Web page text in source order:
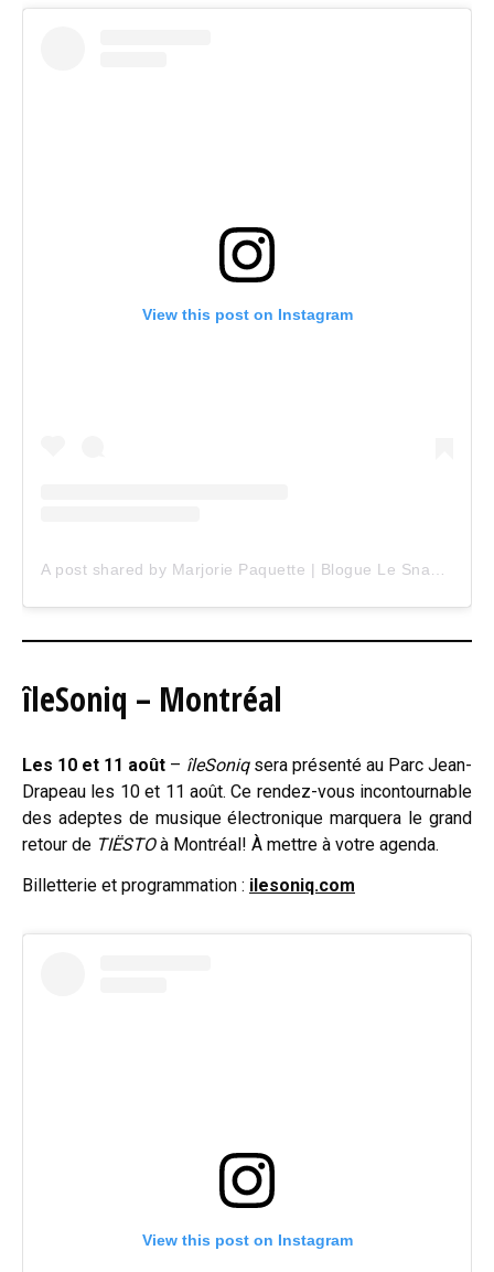
View this post on Instagram
A post shared by Marjorie Paquette | Blogue Le Snack Bar (@marjopaq)
îleSoniq – Montréal
Les 10 et 11 août – îleSoniqsera présenté au Parc Jean-
Drapeau les 10 et 11 août. Ce rendez-vous incontournable
des adeptes de musique électronique marquera le grand
retour de TIËSTOà Montréal! À mettre à votre agenda.
Billetterie et programmation : ilesoniq.com
View this post on Instagram